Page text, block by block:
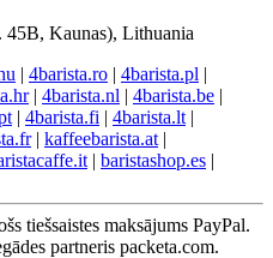
45B, Kaunas), Lithuania
| 4barista.ro | 4barista.pl |
| 4barista.nl | 4barista.be |
| 4barista.fi | 4barista.lt |
| kaffeebarista.at |
| baristashop.es |